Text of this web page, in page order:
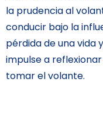
la prudencia al
conducir bajo la
pérdida de una vida
impulse a
tomar el volante.